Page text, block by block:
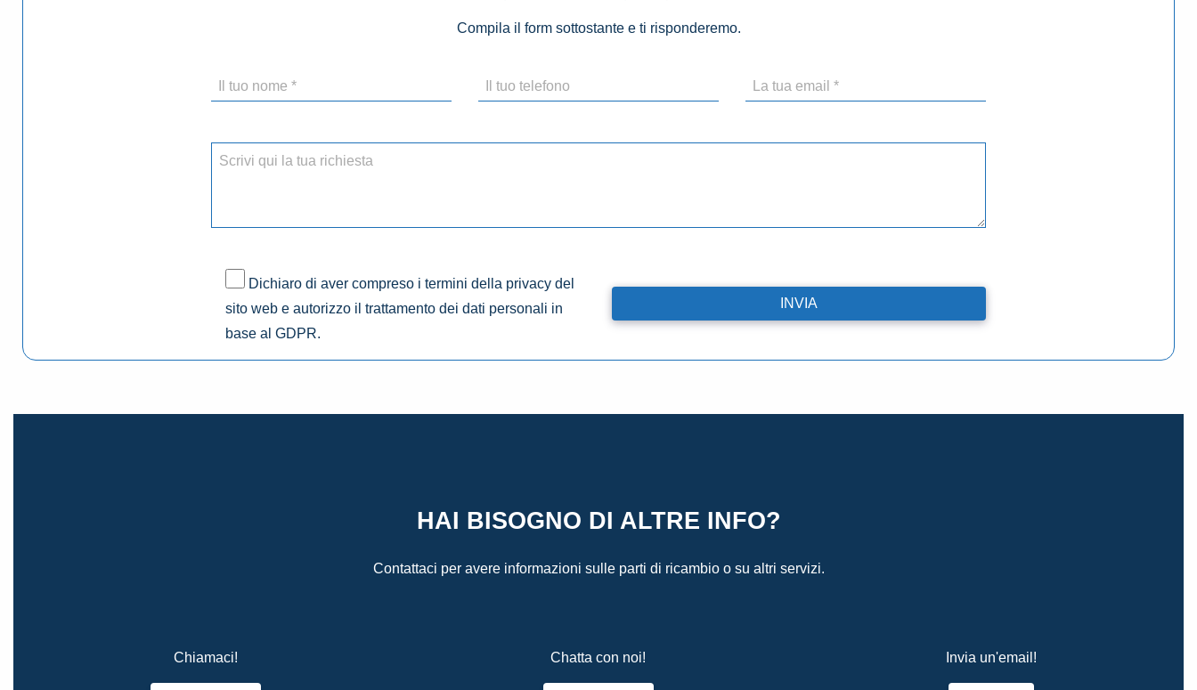
Compila il form sottostante e ti risponderemo.
Dichiaro di aver compreso i termini della privacy del
sito web e autorizzo il trattamento dei dati personali in
base al GDPR.
HAI BISOGNO DI ALTRE INFO?
Contattaci per avere informazioni sulle parti di ricambio o su altri servizi.
Chiamaci! Chatta con noi! Invia un'email!